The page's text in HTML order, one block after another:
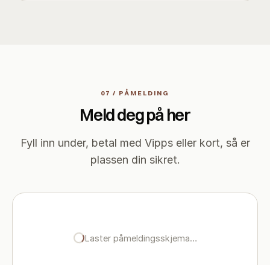
07 / PÅMELDING
Meld deg på her
Fyll inn under, betal med Vipps eller kort, så er
plassen din sikret.
Laster påmeldingsskjema…